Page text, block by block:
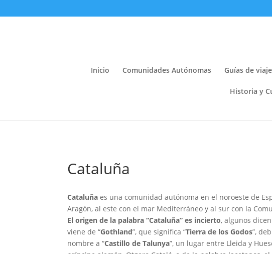
Inicio Comunidades Autónomas Guías de viaje
Historia y
Cataluña
Cataluña es una comunidad autónoma en el noroeste de
Aragón, al este con el mar Mediterráneo y al sur con la
El origen de la palabra “Cataluña” es incierto, algunos
viene de “Gothland”, que significa “Tierra de los Godos”,
nombre a “Castillo de Talunya”, un lugar entre Lleida y